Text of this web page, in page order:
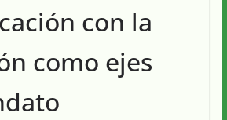
con la
como ejes